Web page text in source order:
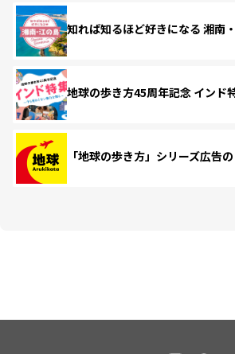
知れば知るほど好きになる 湘南
地球の歩き方45周年記念 インド
「地球の歩き方」シリーズ広告